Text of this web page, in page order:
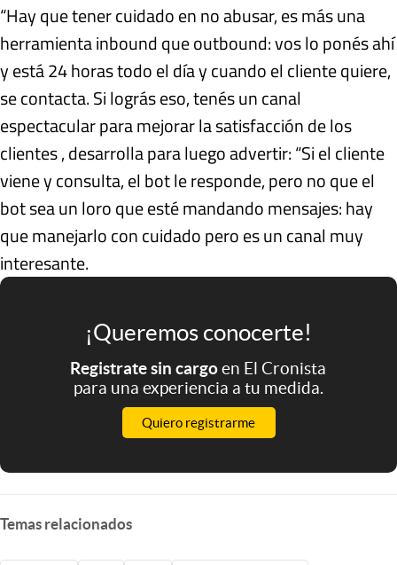
“Hay que tener cuidado en no abusar, es más una
herramienta inbound que outbound: vos lo ponés ahí
y está 24 horas todo el día y cuando el cliente quiere,
se contacta. Si lográs eso, tenés un canal
espectacular para mejorar la satisfacción de los
clientes , desarrolla para luego advertir: “Si el cliente
viene y consulta, el bot le responde, pero no que el
bot sea un loro que esté mandando mensajes: hay
que manejarlo con cuidado pero es un canal muy
interesante.
¡Queremos conocerte!
Registrate sin cargoen El Cronista
para una experiencia a tu medida.
Quiero registrarme
Temas relacionados